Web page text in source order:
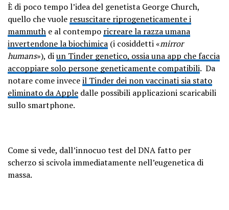
È di poco tempo l’idea del genetista George Church,
quello che vuole resuscitare riprogeneticamente i
mammuth e al contempo ricreare la razza umana
invertendone la biochimica (i cosiddetti «mirror
humans»), diun Tinder genetico, ossia una app che faccia
accoppiare solo persone geneticamente compatibili. Da
notare come inveceil Tinder dei non vaccinati sia stato
eliminato da Apple dalle possibili applicazioni scaricabili
sullo smartphone.
Come si vede, dall’innocuo test del DNA fatto per
scherzo si scivola immediatamente nell’eugenetica di
massa.